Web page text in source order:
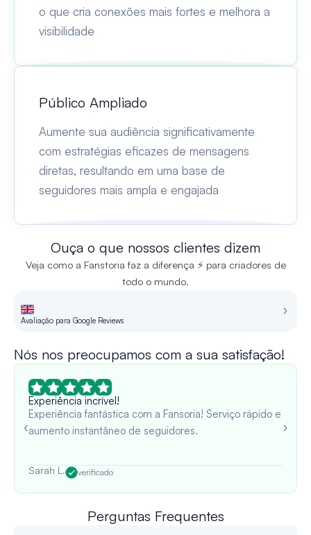
o que cria conexões mais fortes e melhora a
visibilidade
Público Ampliado
Aumente sua audiência significativamente
com estratégias eficazes de mensagens
diretas, resultando em uma base de
seguidores mais ampla e engajada
Ouça o que nossos clientes dizem
Veja como a Fanstoria faz a diferença ⚡ para criadores de
todo o mundo.
Avaliação para Google Reviews
Nós nos preocupamos com a sua satisfação!
Experiência incrível!
Experiência fantástica com a Fansoria! Serviço rápido e
aumento instantâneo de seguidores.
Sarah L. verificado
Perguntas Frequentes